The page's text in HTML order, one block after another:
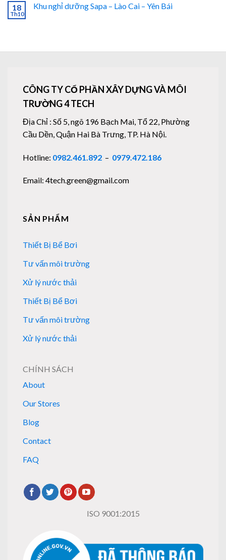
18
Th10
Khu nghỉ dưỡng Sapa – Lào Cai – Yên Bái
CÔNG TY CỔ PHẦN XÂY DỰNG VÀ MÔI
TRƯỜNG 4 TECH
Địa Chỉ : Số 5, ngõ 196 Bạch Mai, Tổ 22, Phường
Cầu Dền, Quận Hai Bà Trưng, TP. Hà Nội.
Hotline: 0982.461.892 – 0979.472.186
Email: 4tech.green@gmail.com
SẢN PHẨM
Thiết Bị Bể Bơi
Tư vấn môi trường
Xử lý nước thải
Thiết Bị Bể Bơi
Tư vấn môi trường
Xử lý nước thải
CHÍNH SÁCH
About
Our Stores
Blog
Contact
FAQ
ISO 9001:2015